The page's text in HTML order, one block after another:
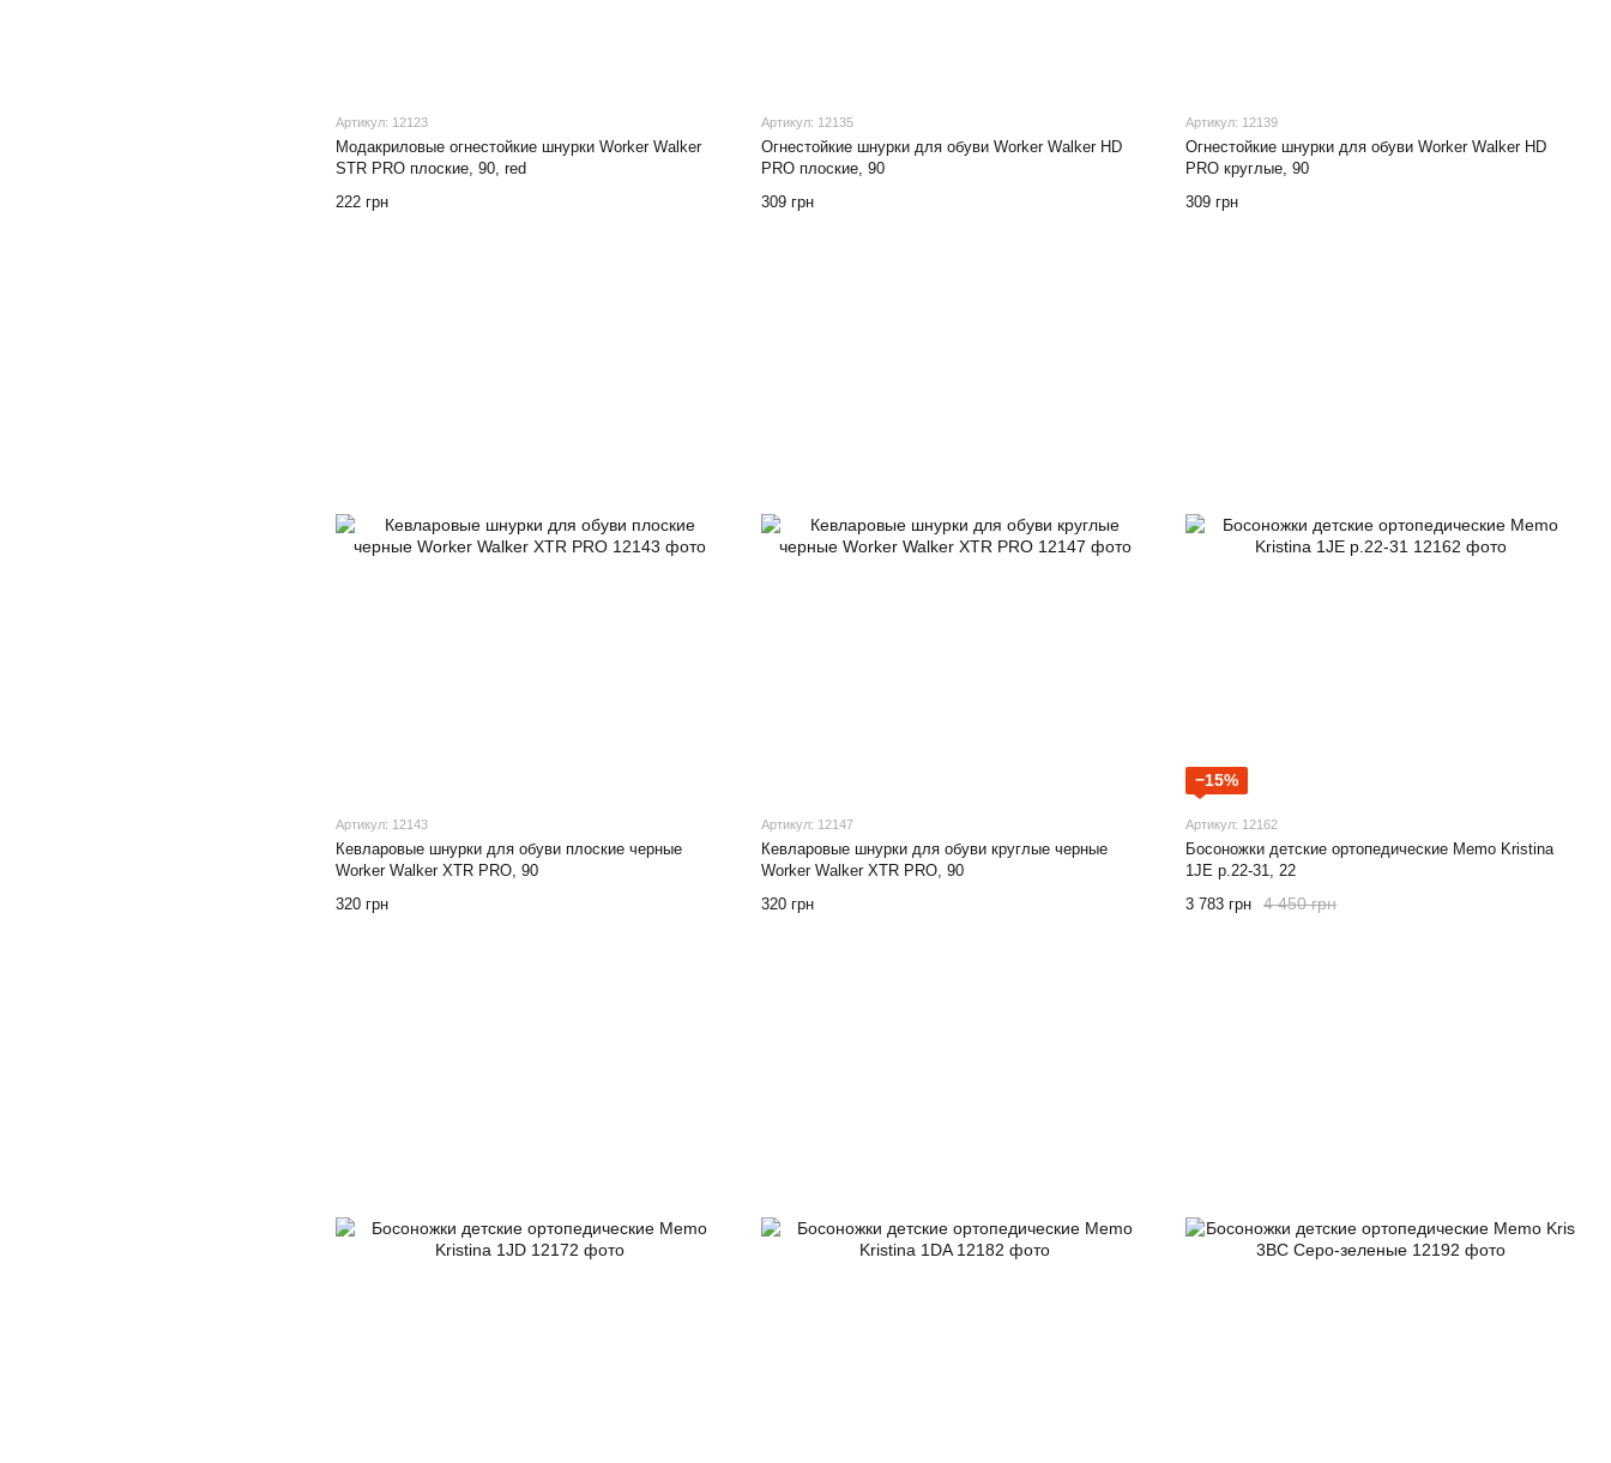
Артикул: 12123
Модакриловые огнестойкие шнурки Worker Walker
STR PRO плоские, 90, red
222 грн
Артикул: 12135
Огнестойкие шнурки для обуви Worker Walker HD
PRO плоские, 90
309 грн
Артикул: 12139
Огнестойкие шнурки для обуви Worker Walker HD
PRO круглые, 90
309 грн
Артикул: 12143
Кевларовые шнурки для обуви плоские черные
Worker Walker XTR PRO, 90
320 грн
Артикул: 12147
Кевларовые шнурки для обуви круглые черные
Worker Walker XTR PRO, 90
320 грн
−15%
Артикул: 12162
Босоножки детские ортопедические Memo Kristina
1JE р.22-31, 22
4 450 грн
3 783 грн